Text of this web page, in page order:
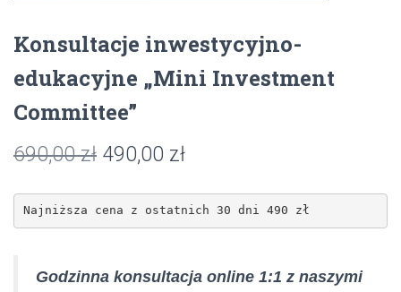
Konsultacje inwestycyjno-
edukacyjne „Mini Investment
Committee”
690,00zł Pierwotna
wynosiła:
490,00 złAktualna
wynosi:
Najniższa cena z ostatnich 30 dni 490 zł
Godzinna konsultacja online 1:1 z naszymi